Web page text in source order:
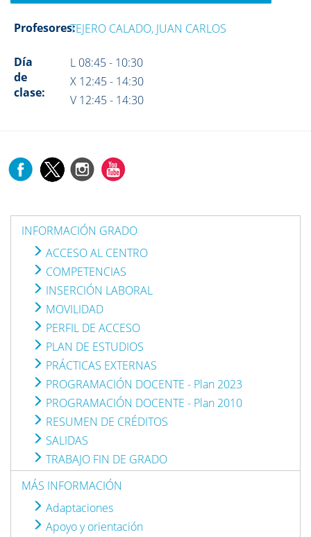
Profesores:TEJERO CALADO, JUAN CARLOS
Día
de
clase:
L 08:45 - 10:30
X 12:45 - 14:30
V 12:45 - 14:30
INFORMACIÓN GRADO
ACCESO AL CENTRO
COMPETENCIAS
INSERCIÓN LABORAL
MOVILIDAD
PERFIL DE ACCESO
PLAN DE ESTUDIOS
PRÁCTICAS EXTERNAS
PROGRAMACIÓN DOCENTE - Plan 2023
PROGRAMACIÓN DOCENTE - Plan 2010
RESUMEN DE CRÉDITOS
SALIDAS
TRABAJO FIN DE GRADO
MÁS INFORMACIÓN
Adaptaciones
Apoyo y orientación